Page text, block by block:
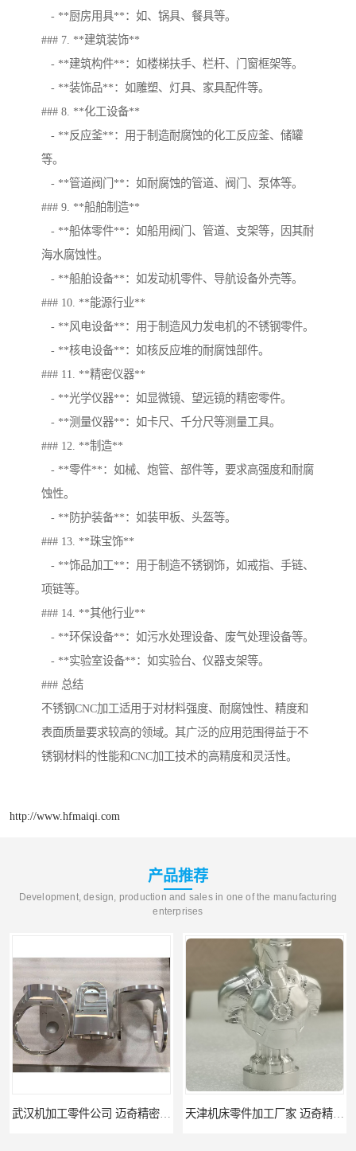
- **厨房用具**：如、锅具、餐具等。
### 7. **建筑装饰**
- **建筑构件**：如楼梯扶手、栏杆、门窗框架等。
- **装饰品**：如雕塑、灯具、家具配件等。
### 8. **化工设备**
- **反应釜**：用于制造耐腐蚀的化工反应釜、储罐
等。
- **管道阀门**：如耐腐蚀的管道、阀门、泵体等。
### 9. **船舶制造**
- **船体零件**：如船用阀门、管道、支架等，因其耐
海水腐蚀性。
- **船舶设备**：如发动机零件、导航设备外壳等。
### 10. **能源行业**
- **风电设备**：用于制造风力发电机的不锈钢零件。
- **核电设备**：如核反应堆的耐腐蚀部件。
### 11. **精密仪器**
- **光学仪器**：如显微镜、望远镜的精密零件。
- **测量仪器**：如卡尺、千分尺等测量工具。
### 12. **制造**
- **零件**：如械、炮管、部件等，要求高强度和耐腐
蚀性。
- **防护装备**：如装甲板、头盔等。
### 13. **珠宝饰**
- **饰品加工**：用于制造不锈钢饰，如戒指、手链、
项链等。
### 14. **其他行业**
- **环保设备**：如污水处理设备、废气处理设备等。
- **实验室设备**：如实验台、仪器支架等。
### 总结
不锈钢CNC加工适用于对材料强度、耐腐蚀性、精度和
表面质量要求较高的领域。其广泛的应用范围得益于不
锈钢材料的性能和CNC加工技术的高精度和灵活性。
http://www.hfmaiqi.com
产品推荐
Development, design, production and sales in one of the manufacturing
enterprises
武汉机加工零件公司 迈奇精密机械 批量订单可免费打样 天津机床零件加工厂家 迈奇精密机械 一站式服务